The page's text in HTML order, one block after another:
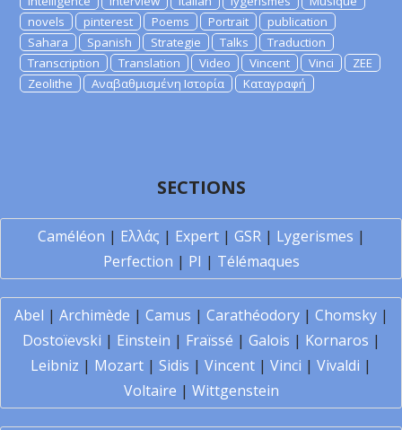
novels
pinterest Poems Portrait
publication
Sahara
Spanish Strategie Talks
Traduction
Transcription
Translation Video Vincent Vinci
ZEE
Zeolithe
Αναβαθμισμένη Ιστορία Καταγραφή
SECTIONS
Caméléon | Ελλάς | Expert| GSR| Lygerismes |
Perfection | PI | Télémaques
Abel | Archimède | Camus | Carathéodory| Chomsky|
Dostoïevski | Einstein | Fraïssé | Galois | Kornaros |
Leibniz | Mozart | Sidis | Vincent | Vinci | Vivaldi |
Voltaire | Wittgenstein